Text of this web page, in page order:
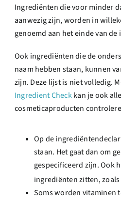
Ingrediënten die voor minder
aanwezig zijn, worden in
genoemd aan het einde van
Ook ingrediënten die de
naam hebben staan, kunnen
zijn. Deze lijst is niet volledig.
Ingredient Checkkan je ook
cosmeticaproducten
Op de
staan. Het gaat dan om
gespecificeerd zijn. Ook
ingrediënten zitten,
Soms worden vitaminen